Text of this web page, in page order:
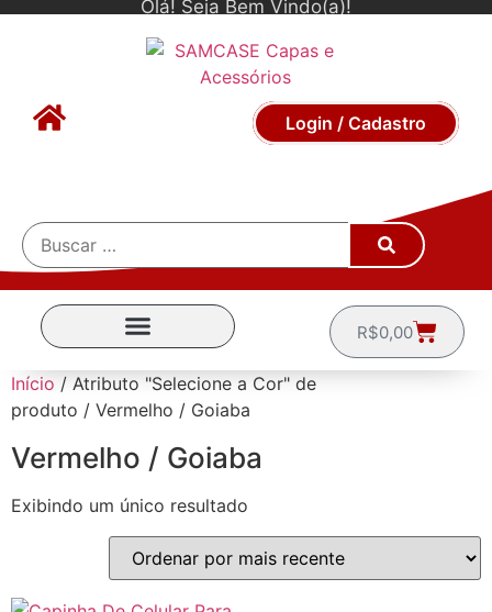
Olá! Seja Bem Vindo(a)!
Login / Cadastro
R$0,00
Início / Atributo "Selecione a Cor" de
produto / Vermelho / Goiaba
Vermelho / Goiaba
Exibindo um único resultado